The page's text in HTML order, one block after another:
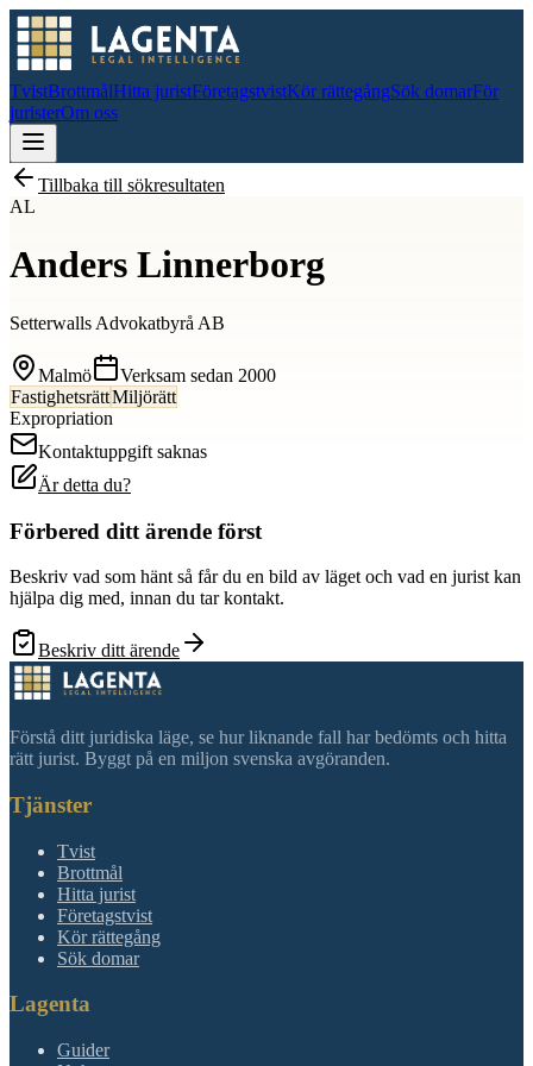
TvistBrottmålHitta juristFöretagstvistKör rättegångSök domarFör
juristerOm oss
Tillbaka till sökresultaten
AL
Anders Linnerborg
Setterwalls Advokatbyrå AB
Malmö Verksam sedan 2000
FastighetsrättMiljörätt
Expropriation
Kontaktuppgift saknas
Är detta du?
Förbered ditt ärende först
Beskriv vad som hänt så får du en bild av läget och vad en jurist kan
hjälpa dig med, innan du tar kontakt.
Beskriv ditt ärende
Förstå ditt juridiska läge, se hur liknande fall har bedömts och hitta
rätt jurist. Byggt på en miljon svenska avgöranden.
Tjänster
Tvist
Brottmål
Hitta jurist
Företagstvist
Kör rättegång
Sök domar
Lagenta
Guider